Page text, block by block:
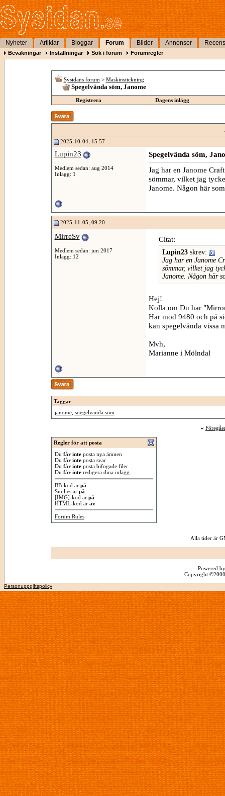
Nyheter Artiklar Bloggar Forum Bilder Annonser
Bevakningar Inställningar Sök i forum Forumregler
Sysidans forum > Maskinstickning
Spegelvända söm, Janome
Registrera Dagens inlägg
2025-10-04, 15:57
Lupin23
Medlem sedan: aug 2014
Inlägg: 1
Spegelvända söm,
Jag har en Janome
sömmar, vilket jag
Janome. Någon här
2025-11-05, 09:20
MirreSv
Medlem sedan: jun 2017
Inlägg: 12
Citat:
Lupin23skrev:
Jag har en Janome
sömmar, vilket jag
Janome. Någon här
Hej!
Kolla om Du har
Har mod 9480 och på
kan spegelvända vissa
Mvh,
Marianne i Mölndal
Taggar
janome, soegelvända söm
«
Regler för att posta
Du får inteposta nya ämnen
Du får inteposta svar
Du får inteposta bifogade filer
Du får interedigera dina inlägg
BB-kod är på
Smiliesär på
[IMG]-kod är på
HTML-kod är av
Forum Rules
Alla tider är
Powered
Copyright
Personuppgiftspolicy